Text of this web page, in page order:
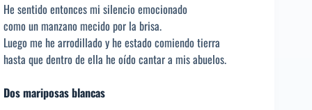
He sentido entonces mi silencio emocionado
como un manzano mecido por la brisa.
Luego me he arrodillado y he estado comiendo tierra
hasta que dentro de ella he oído cantar a mis abuelos.
Dos mariposas blancas